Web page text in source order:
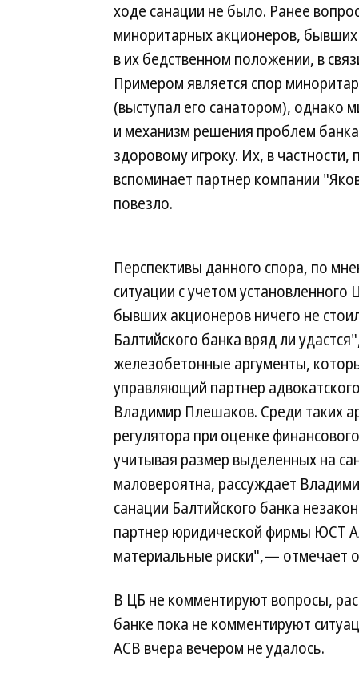
ходе санации не было. Ранее
миноритарных акционеров,
в их бедственном положении, в
Примером является спор
(выступал его санатором), однако
и механизм решения проблем
здоровому игроку. Их, в
вспоминает партнер компании
повезло.
Перспективы данного спора, по
ситуации с учетом
бывших акционеров ничего не
Балтийского банка вряд ли
железобетонные аргументы,
управляющий партнер
Владимир Плешаков. Среди таких
регулятора при оценке
учитывая размер выделенных на
маловероятна, рассуждает
санации Балтийского банка
партнер юридической фирмы ЮСТ
материальные риски",— отмечает
В ЦБ не комментируют вопросы,
банке пока не комментируют
АСВ вчера вечером не удалось.